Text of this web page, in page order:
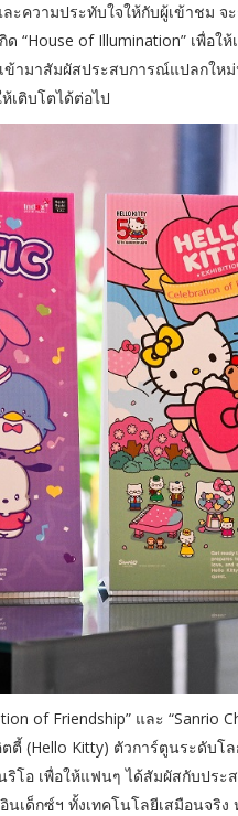
ความประทับใจให้กับผู้เข้าชม จ
“House of Illumination” เพื่อ
ข้ามาสัมผัสประสบการณ์แปลกให
เติบโตได้ต่อไป
of Friendship” และ “Sanrio
ตี้ (Hello Kitty) ตัวการ์ตูนระดับ
โอ เพื่อให้แฟนๆ ได้สัมผัสกับปร
เด็กซ์ฯ ทั้งเทคโนโลยีเสมือนจริง